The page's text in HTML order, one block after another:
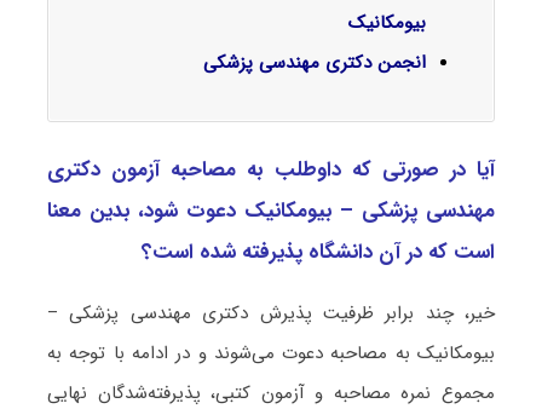
بیومکانیک
انجمن دکتری مهندسی پزشکی
آیا در صورتی که داوطلب به مصاحبه آزمون دکتری
مهندسی پزشکی – بیومکانیک دعوت شود، بدین معنا
است که در آن دانشگاه پذیرفته شده است؟
خیر، چند برابر ظرفیت پذیرش دکتری مهندسی پزشکی –
بیومکانیک به مصاحبه دعوت می‌شوند و در ادامه با توجه به
مجموع نمره مصاحبه و آزمون کتبی، پذیرفته‌شدگان نهایی